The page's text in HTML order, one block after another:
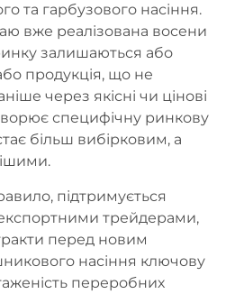
та гарбузового насіння.
вже реалізована восени
залишаються або
продукція, що не
через якісні чи цінові
специфічну ринкову
більш вибірковим, а
підтримується
трейдерами,
перед новим
насіння ключову
переробних